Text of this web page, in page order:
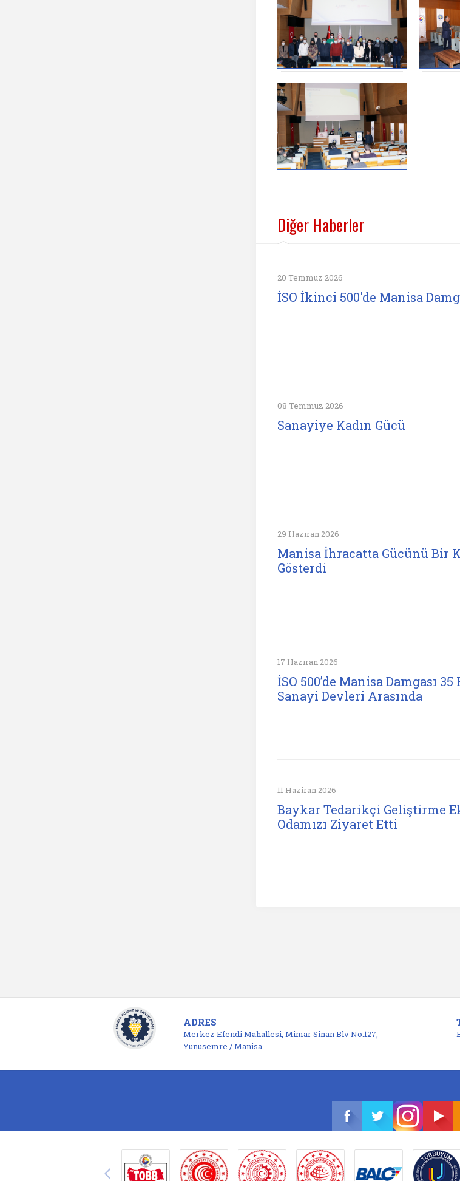
Diğer Haberler
20 Temmuz 2026
İSO İkinci 500'de Manisa
08 Temmuz 2026
Sanayiye Kadın Gücü
29 Haziran 2026
Manisa İhracatta Gücünü Bir
Gösterdi
17 Haziran 2026
İSO 500’de Manisa Damgası
Sanayi Devleri Arasında
11 Haziran 2026
Baykar Tedarikçi Geliştirme
Odamızı Ziyaret Etti
ADRES
Merkez Efendi Mahallesi, Mimar Sinan Blv No:127,
Yunusemre / Manisa